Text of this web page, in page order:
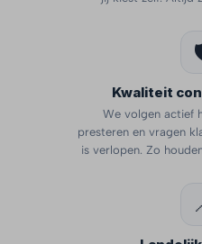
Kwaliteit
We volgen actief
presteren en vragen
is verlopen. Zo